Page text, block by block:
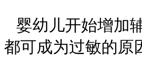
婴幼儿开始增加
都可成为过敏的原